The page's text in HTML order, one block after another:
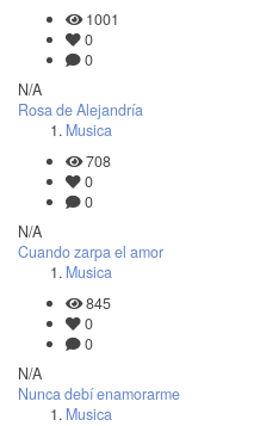
1001
0
0
N/A
Rosa de Alejandría
Musica
708
0
0
N/A
Cuando zarpa el amor
Musica
845
0
0
N/A
Nunca debí enamorarme
Musica